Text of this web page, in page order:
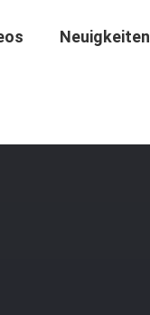
Neuigkeiten